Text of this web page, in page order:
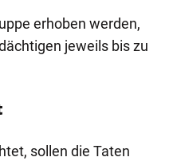
erhoben werden,
jeweils bis zu
sollen die Taten